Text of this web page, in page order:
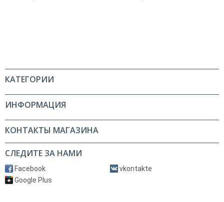
КАТЕГОРИИ
ИНФОРМАЦИЯ
КОНТАКТЫ МАГАЗИНА
СЛЕДИТЕ ЗА НАМИ
Facebook
vkontakte
Google Plus